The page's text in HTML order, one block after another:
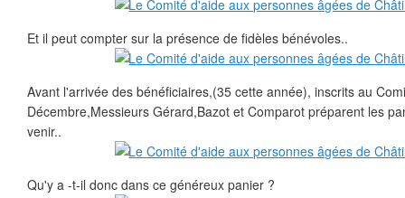
Et il peut compter sur la présence de fidèles bénévoles..
Avant l'arrivée des bénéficiaires,(35 cette année), inscrits au
Décembre,Messieurs Gérard,Bazot et Comparot préparent les
venir..
Qu'y a -t-il donc dans ce généreux panier ?